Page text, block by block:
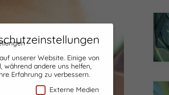
unserer Website. Einige von
während andere uns helfen,
Erfahrung zu verbessern.
Externe Medien